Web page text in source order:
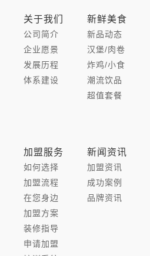
关于我们
公司简介
企业愿景
发展历程
体系建设
新鲜美食
新品动态
汉堡/肉卷
炸鸡/小食
潮流饮品
超值套餐
加盟服务
如何选择
加盟流程
在您身边
加盟方案
装修指导
申请加盟
新闻资讯
加盟资讯
成功案例
品牌资讯